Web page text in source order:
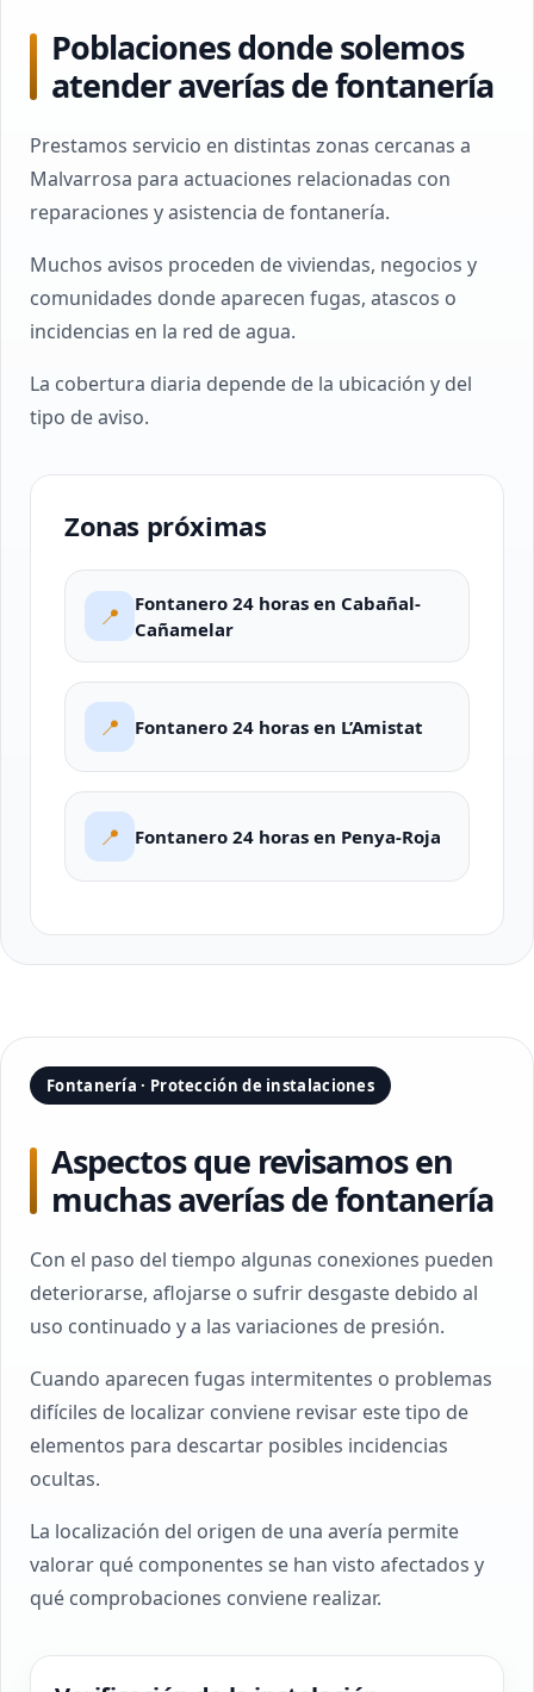
Poblaciones donde solemos
atender averías de fontanería
Prestamos servicio en distintas zonas cercanas a
Malvarrosa para actuaciones relacionadas con
reparaciones y asistencia de fontanería.
Muchos avisos proceden de viviendas, negocios y
comunidades donde aparecen fugas, atascos o
incidencias en la red de agua.
La cobertura diaria depende de la ubicación y del
tipo de aviso.
Zonas próximas
📍
Fontanero 24 horas en Cabañal-
Cañamelar
📍 Fontanero 24 horas en L’Amistat
📍 Fontanero 24 horas en Penya-Roja
Fontanería · Protección de instalaciones
Aspectos que revisamos en
muchas averías de fontanería
Con el paso del tiempo algunas conexiones pueden
deteriorarse, aflojarse o sufrir desgaste debido al
uso continuado y a las variaciones de presión.
Cuando aparecen fugas intermitentes o problemas
difíciles de localizar conviene revisar este tipo de
elementos para descartar posibles incidencias
ocultas.
La localización del origen de una avería permite
valorar qué componentes se han visto afectados y
qué comprobaciones conviene realizar.